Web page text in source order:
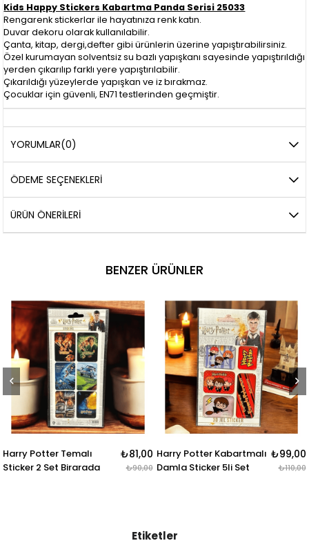
Kids Happy Stickers Kabartma Panda Serisi 25033
Rengarenk stickerlar ile hayatınıza renk katın.
Duvar dekoru olarak kullanılabilir.
Çanta, kitap, dergi,defter gibi ürünlerin üzerine yapıştırabilirsiniz.
Özel kurumayan solventsiz su bazlı yapışkanı sayesinde yapıştırıldığı
yerden çıkarılıp farklı yere yapıştırılabilir.
Çıkarıldığı yüzeylerde yapışkan ve iz bırakmaz.
Çocuklar için güvenli, EN71 testlerinden geçmiştir.
YORUMLAR(0)
ÖDEME SEÇENEKLERI
ÜRÜN ÖNERILERI
BENZER ÜRÜNLER
Harry Potter Temalı
Sticker 2 Set Birarada
₺81,00
₺90,00
Harry Potter Kabartmalı
Damla Sticker 5li Set
₺99,00
₺110,00
Etiketler